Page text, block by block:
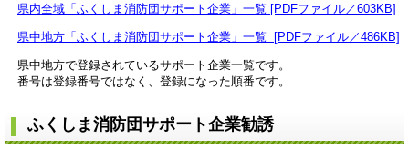
県内全域「ふくしま消防団サポート企業」一覧 [PDFファイル／603KB]
県中地方「ふくしま消防団サポート企業」一覧 [PDFファイル／486KB]
県中地方で登録されているサポート企業一覧です。
番号は登録番号ではなく、登録になった順番です。
ふくしま消防団サポート企業勧誘